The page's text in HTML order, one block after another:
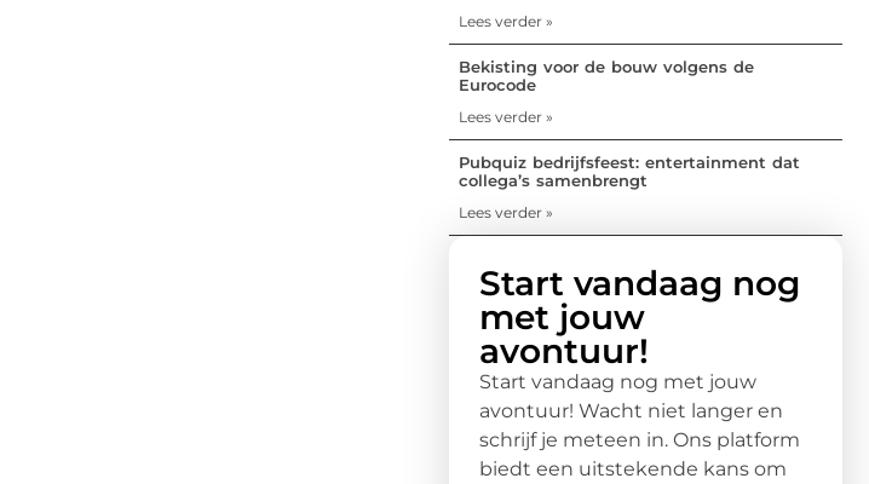
Lees verder »
Bekisting voor de bouw volgens de
Eurocode
Lees verder »
Pubquiz bedrijfsfeest: entertainment dat
collega’s samenbrengt
Lees verder »
Start vandaag nog
met jouw
avontuur!
Start vandaag nog met jouw
avontuur! Wacht niet langer en
schrijf je meteen in. Ons platform
biedt een uitstekende kans om